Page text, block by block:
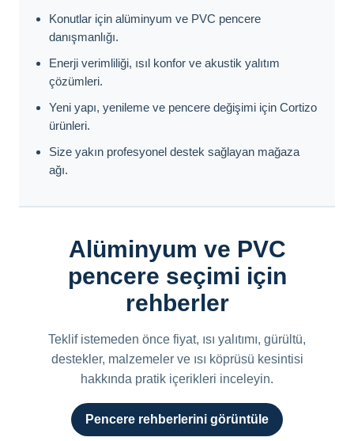
Konutlar için alüminyum ve PVC pencere
danışmanlığı.
Enerji verimliliği, ısıl konfor ve akustik yalıtım
çözümleri.
Yeni yapı, yenileme ve pencere değişimi için Cortizo
ürünleri.
Size yakın profesyonel destek sağlayan mağaza
ağı.
Alüminyum ve PVC
pencere seçimi için
rehberler
Teklif istemeden önce fiyat, ısı yalıtımı, gürültü,
destekler, malzemeler ve ısı köprüsü kesintisi
hakkında pratik içerikleri inceleyin.
Pencere rehberlerini görüntüle